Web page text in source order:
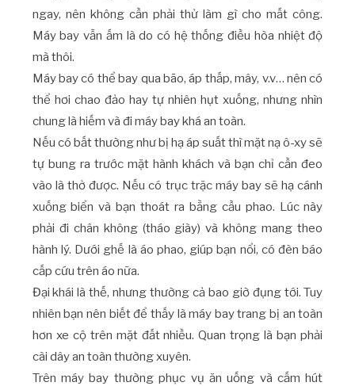
ngay, nên không cần phải thử làm gì cho mất công.
Máy bay vẫn ấm là do có hệ thống điều hòa nhiệt độ
mà thôi.
Máy bay có thể bay qua bão, áp thấp, mây, v.v… nên có
thể hơi chao đảo hay tự nhiên hụt xuống, nhưng nhìn
chung là hiếm và đi máy bay khá an toàn.
Nếu có bất thường như bị hạ áp suất thì mặt nạ ô-xy sẽ
tự bung ra trước mặt hành khách và bạn chỉ cần đeo
vào là thở được. Nếu có trục trặc máy bay sẽ hạ cánh
xuống biển và bạn thoát ra bằng cầu phao. Lúc này
phải đi chân không (tháo giày) và không mang theo
hành lý. Dưới ghế là áo phao, giúp bạn nổi, có đèn báo
cấp cứu trên áo nữa.
Đại khái là thế, nhưng thường cả bao giờ đụng tới. Tuy
nhiên bạn nên biết để thấy là máy bay trang bị an toàn
hơn xe cộ trên mặt đất nhiều. Quan trọng là bạn phải
cài dây an toàn thường xuyên.
Trên máy bay thường phục vụ ăn uống và cấm hút